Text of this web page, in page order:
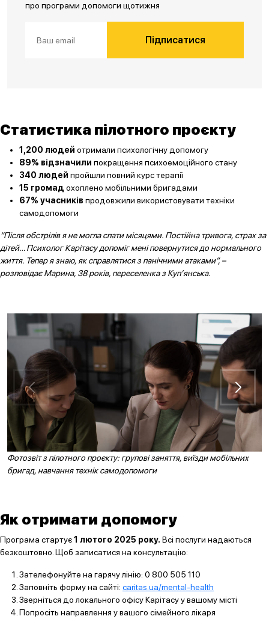
про програми допомоги щотижня
Статистика пілотного проєкту
1,200 людей отримали психологічну допомогу
89% відзначили покращення психоемоційного стану
340 людей пройшли повний курс терапії
15 громад охоплено мобільними бригадами
67% учасників продовжили використовувати техніки
самодопомоги
“Після обстрілів я не могла спати місяцями. Постійна тривога, страх за
дітей… Психолог Карітасу допоміг мені повернутися до нормального
життя. Тепер я знаю, як справлятися з панічними атаками”, –
розповідає Марина, 38 років, переселенка з Куп’янська.
Фотозвіт з пілотного проєкту: групові заняття, виїзди мобільних
бригад, навчання технік самодопомоги
Як отримати допомогу
Програма стартує1 лютого 2025 року. Всі послуги надаються
безкоштовно. Щоб записатися на консультацію:
Зателефонуйте на гарячу лінію: 0 800 505 110
Заповніть форму на сайті: caritas.ua/mental-health
Зверніться до локального офісу Карітасу у вашому місті
Попросіть направлення у вашого сімейного лікаря